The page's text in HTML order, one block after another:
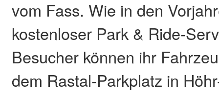
vom Fass. Wie in den
kostenloser Park & Ride-
Besucher können ihr
dem Rastal-Parkplatz in